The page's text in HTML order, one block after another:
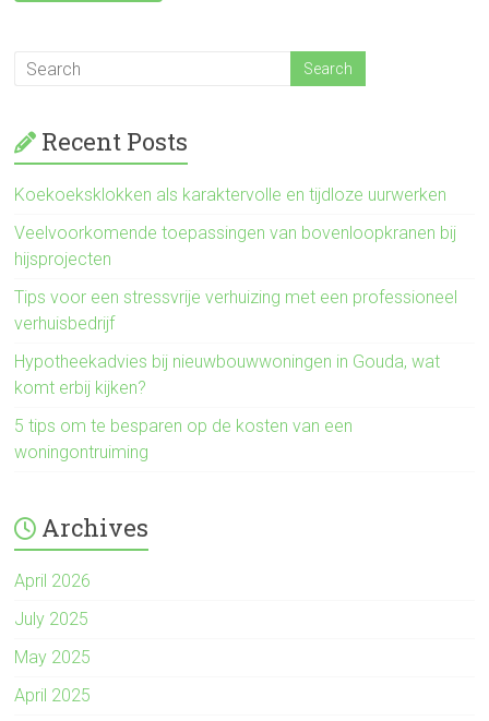
Recent Posts
Koekoeksklokken als karaktervolle en tijdloze uurwerken
Veelvoorkomende toepassingen van bovenloopkranen bij
hijsprojecten
Tips voor een stressvrije verhuizing met een professioneel
verhuisbedrijf
Hypotheekadvies bij nieuwbouwwoningen in Gouda, wat
komt erbij kijken?
5 tips om te besparen op de kosten van een
woningontruiming
Archives
April 2026
July 2025
May 2025
April 2025